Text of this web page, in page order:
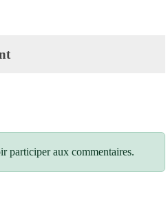
participer aux commentaires.